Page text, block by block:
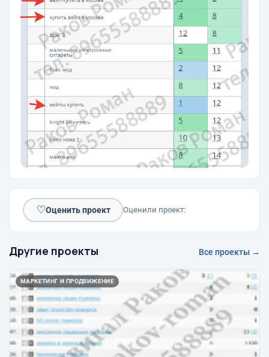
♡Оценить проект Оценили проект:
Другие проекты Все проекты →
МАРКЕТИНГ И ПРОДВИЖЕНИЕ